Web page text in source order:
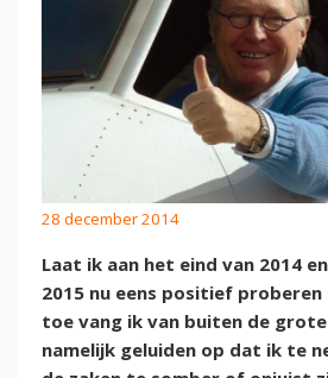
28 december 2014
Laat ik aan het eind van 2014
2015 nu eens positief
toe vang ik van buiten de
namelijk geluiden op dat ik te